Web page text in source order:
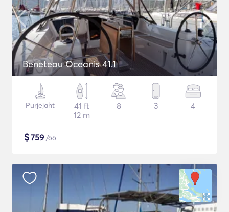
Beneteau Oceanis 41.1
Purjejaht
41 ft
12 m
8 3 4
$759 /öö